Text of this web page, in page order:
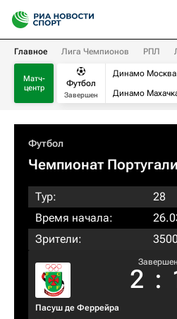
Главное Лига Чемпионов РПЛ
Матч-
центр
Футбол
Завершен
Динамо Москва
Динамо
Футбол
Чемпионат
Тур:
28
Время начала:
Зрители:
3500
Пасуш де Феррейра
Завершен
2 :